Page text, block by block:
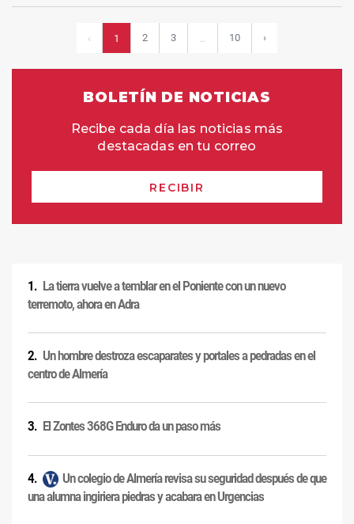
‹ 1 2 3 10 ›
La tierra vuelve a temblar en el Poniente con un nuevo
terremoto, ahora en Adra
Un hombre destroza escaparates y portales a pedradas en el
centro de Almería
El Zontes 368G Enduro da un paso más
Un colegio de Almería revisa su seguridad después de que
una alumna ingiriera piedras y acabara en Urgencias